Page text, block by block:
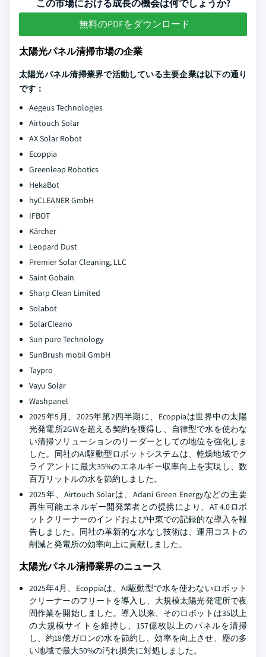
この市場における成長の機会は何でしょうか?
無料のPDFをダウンロード
太陽光パネル清掃市場の企業
太陽光パネル清掃業界で活動している主要企業は以下の通り
です：
Aegeus Technologies
Airtouch Solar
AX Solar Robot
Ecoppia
Greenleap Robotics
HekaBot
hyCLEANER GmbH
IFBOT
Kärcher
Leopard Dust
Premier Solar Cleaning, LLC
Saint Gobain
Sharp Clean Limited
Solabot
SolarCleano
Sun pure Technology
SunBrush mobil GmbH
Taypro
Vayu Solar
Washpanel
2025年5月、2025年第2四半期に、Ecoppiaは世界中の太陽
光発電所2GWを超える契約を獲得し、自律型で水を使わな
い清掃ソリューションのリーダーとしての地位を強化しま
した。同社のAI駆動型ロボットシステムは、乾燥地域でク
ライアントに最大35%のエネルギー収率向上を実現し、数
百万リットルの水を節約しました。
2025年、Airtouch Solarは、Adani Green Energyなどの主要
再生可能エネルギー開発業者との提携により、AT 4.0ロボ
ットクリーナーのインドおよび中東での記録的な導入を報
告しました。同社の革新的な水なし技術は、運用コストの
削減と発電所の効率向上に貢献しました。
太陽光パネル清掃業界のニュース
2025年4月、Ecoppiaは、AI駆動型で水を使わないロボット
クリーナーのフリートを導入し、大規模太陽光発電所で夜
間作業を開始しました。導入以来、そのロボットは35以上
の大規模サイトを維持し、157億枚以上のパネルを清掃
し、約18億ガロンの水を節約し、効率を向上させ、塵の多
い地域で最大50%の汚れ損失に対処しました。